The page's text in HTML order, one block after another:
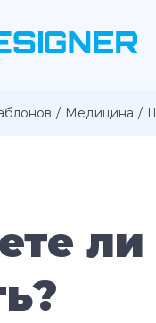
Медицина
ли